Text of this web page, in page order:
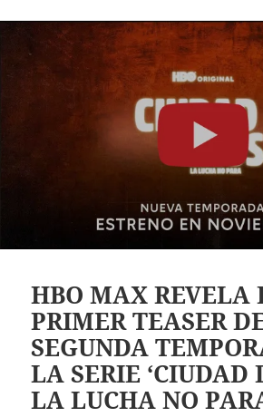
HBO MAX REVELA
PRIMER TEASER
SEGUNDA
LA SERIE ‘CIUDAD
LA LUCHA NO